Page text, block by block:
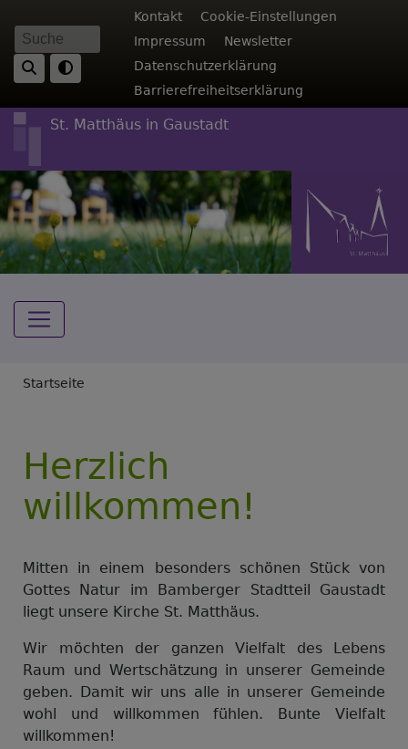
zum
Inhalt
Suche
Fußbereichsmenü
Kontakt
Cookie-Einstellungen
Impressum
Newsletter
Datenschutzerklärung
Barrierefreiheitserklärung
St. Matthäus in Gaustadt
Hauptnavigation
Breadcrumb
Startseite
Herzlich
willkommen!
Mitten in einem besonders schönen Stück von
Gottes Natur im Bamberger Stadtteil Gaustadt
liegt unsere Kirche St. Matthäus.
Wir möchten der ganzen Vielfalt des Lebens
Raum und Wertschätzung in unserer Gemeinde
geben. Damit wir uns alle in unserer Gemeinde
wohl und willkommen fühlen. Bunte Vielfalt
willkommen!